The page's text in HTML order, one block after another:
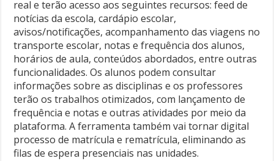
real e terão acesso aos seguintes recursos: feed de
notícias da escola, cardápio escolar,
avisos/notificações, acompanhamento das viagens no
transporte escolar, notas e frequência dos alunos,
horários de aula, conteúdos abordados, entre outras
funcionalidades. Os alunos podem consultar
informações sobre as disciplinas e os professores
terão os trabalhos otimizados, com lançamento de
frequência e notas e outras atividades por meio da
plataforma. A ferramenta também vai tornar digital
processo de matrícula e rematrícula, eliminando as
filas de espera presenciais nas unidades.